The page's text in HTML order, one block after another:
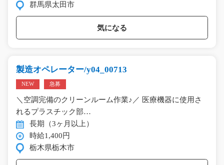
群馬県太田市
気になる
製造オペレーター/y04_00713
NEW 急募
＼空調完備のクリーンルーム作業♪／ 医療機器に使用さ
れるプラスチック部…
長期（3ヶ月以上）
時給1,400円
栃木県栃木市